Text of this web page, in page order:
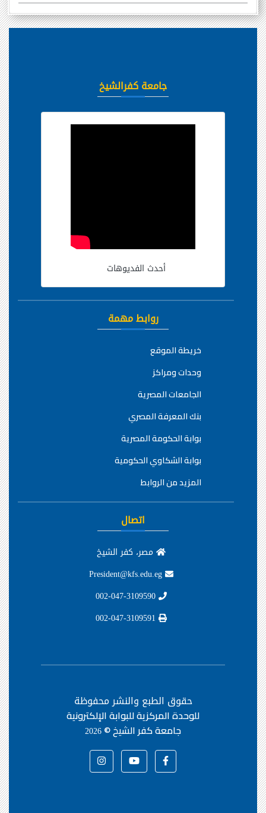
جامعة كفرالشيخ
أحدث الفديوهات
روابط مهمة
خريطة الموقع
وحدات ومراكز
الجامعات المصرية
بنك المعرفة المصري
بوابة الحكومة المصرية
بوابة الشكاوي الحكومية
المزيد من الروابط
اتصال
مصر، كفر الشيخ
حقوق الطبع والنشر محفوظة
للوحدة المركزية للبوابة الإلكترونية
جامعة كفر الشيخ ©2026